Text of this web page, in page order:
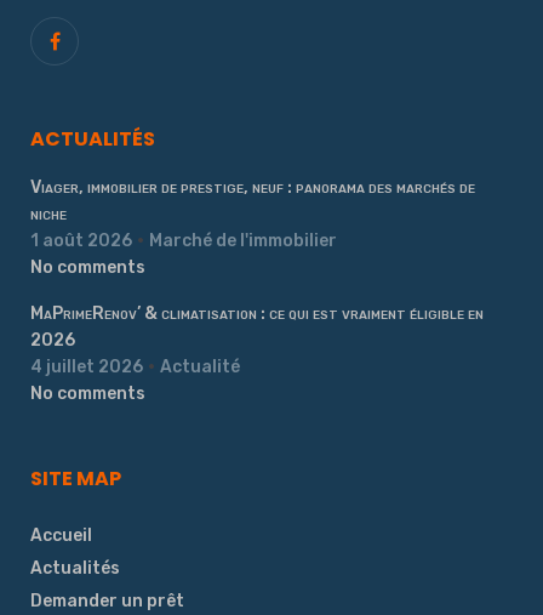
ACTUALITÉS
Viager, immobilier de prestige, neuf : panorama des marchés de
niche
1 août 2026
Marché de l'immobilier
No comments
MaPrimeRenov’ & climatisation : ce qui est vraiment éligible en
2026
4 juillet 2026
Actualité
No comments
SITE MAP
Accueil
Actualités
Demander un prêt